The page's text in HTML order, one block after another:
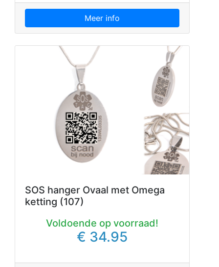
Meer info
SOS hanger Ovaal met Omega
ketting (107)
Voldoende op voorraad!
€ 34.95